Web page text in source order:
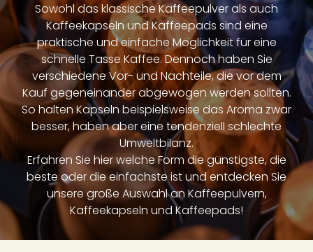
Sowohl das klassische Kaffeepulver als auch
Kaffeekapseln und Kaffeepads sind eine
praktische und einfache Möglichkeit für eine
schnelle Tasse Kaffee. Dennoch haben Sie
verschiedene Vor- und Nachteile, die vor dem
Kauf gegeneinander abgewogen werden sollten.
So halten Kapseln beispielsweise das Aroma zwar
besser, haben aber eine tendenziell schlechte
Umweltbilanz.
Erfahren Sie hier welche Form die günstigste, die
beste oder die einfachste ist und entdecken Sie
unsere große Auswahl an Kaffeepulvern,
Kaffeekapseln und Kaffeepads!